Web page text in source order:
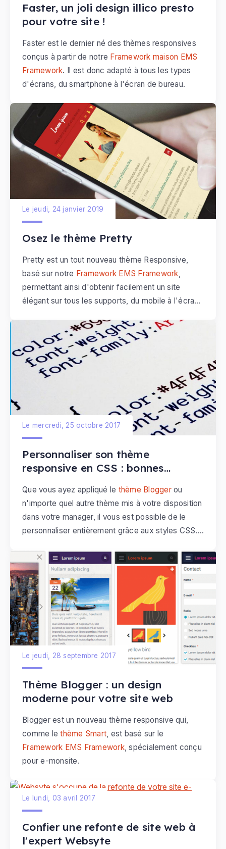
Faster, un joli design illico presto
pour votre site !
Faster est le dernier né des thèmes responsives
conçus à partir de notre Framework maison EMS
Framework. Il est donc adapté à tous les types
d'écrans, du smartphone à l'écran de bureau.
Osez le thème Pretty
Le jeudi, 24 janvier 2019
Pretty est un tout nouveau thème Responsive,
basé sur notre Framework EMS Framework
permettant ainsi d'obtenir facilement un site
élégant sur tous les supports, du mobile à l'écran
Personnaliser son thème
responsive en CSS : bonnes
Le mercredi, 25 octobre 2017
Que vous ayez appliqué le thème Bloggerou
n'importe quel autre thème mis à votre disposition
dans votre manager, il vous est possible de le
personnaliser entièrement grâce aux styles CSS.
tous les aspects graphiques de votre site, vous
serez alors peut-être amené à écrire quelques
règles CSS pour une personnalisation plus
avancée.
Thème Blogger : un design
moderne pour votre site web
Le jeudi, 28 septembre 2017
Blogger est un nouveau thème responsive qui,
comme lethème Smart , est basé sur le
Framework EMS Framework, spécialement conçu
pour e-monsite.
Confier une refonte de site web à
l'expert Websyte
Le lundi, 03 avril 2017